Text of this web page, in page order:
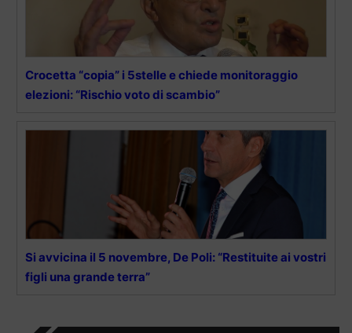
Crocetta “copia” i 5stelle e chiede monitoraggio
elezioni: “Rischio voto di scambio”
Si avvicina il 5 novembre, De Poli: “Restituite ai vostri
figli una grande terra”